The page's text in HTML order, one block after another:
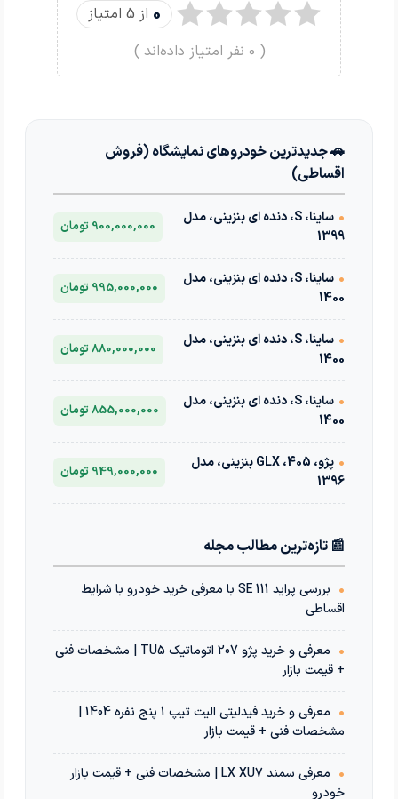
0 از 5 امتیاز
(
0 نفر امتیاز داده‌اند )
🚗 جدیدترین خودروهای نمایشگاه (فروش
اقساطی)
•
ساینا، S، دنده ای بنزینی، مدل
1399
900,000,000 تومان
•
ساینا، S، دنده ای بنزینی، مدل
1400
995,000,000 تومان
•
ساینا، S، دنده ای بنزینی، مدل
1400
880,000,000 تومان
•
ساینا، S، دنده ای بنزینی، مدل
1400
855,000,000 تومان
•
پژو، 405، GLX بنزینی، مدل
1396
949,000,000 تومان
📰 تازه‌ترین مطالب مجله
•
بررسی پراید 111 SE با معرفی خرید خودرو با شرایط
اقساطی
•
معرفی و خرید پژو 207 اتوماتیک TU5 | مشخصات فنی
+ قیمت بازار
•
معرفی و خرید فیدلیتی الیت تیپ 1 پنج نفره 1404 |
مشخصات فنی + قیمت بازار
•
معرفی سمند LX XU7 | مشخصات فنی + قیمت بازار
خودرو